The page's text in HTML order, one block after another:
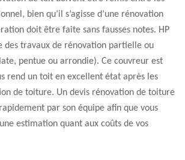
bien qu’il s’agisse d’une rénovation
doit être faite sans fausses notes. HP
des travaux de rénovation partielle ou
pentue ou arrondie). Ce couvreur est
rend un toit en excellent état après les
de toiture. Un devis rénovation de toiture
par son équipe afin que vous
estimation quant aux coûts de vos